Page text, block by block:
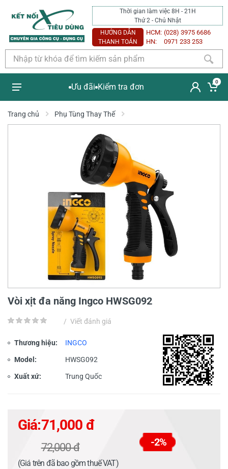
Thời gian làm việc 8H - 21H
Thứ 2 - Chủ Nhật
HƯỚNG DẪN
THANH TOÁN
HCM: (028) 3975 6686
HN:
0971 233 253
Ưu đãi Kiểm tra đơn
0
Trang chủ Phụ Tùng Thay Thế
Vòi xịt đa năng Ingco HWSG092
/ Viết đánh giá
Thương hiệu: INGCO
Model: HWSG092
Xuất xứ: Trung Quốc
Giá:71,000 đ
72,000 đ -2%
(Giá trên đã bao gồm thuế VAT)